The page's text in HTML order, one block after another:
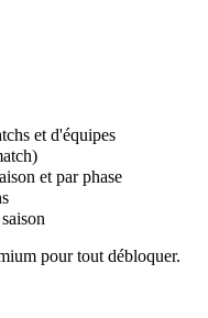
et d'équipes
et par phase
pour tout débloquer.